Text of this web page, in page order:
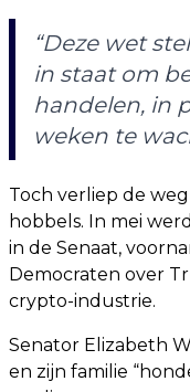
“Deze wet
in staat om
handelen, in
weken te
Toch verliep de
hobbels. In mei
in de Senaat,
Democraten over
crypto-industrie.
Senator Elizabeth
en zijn familie